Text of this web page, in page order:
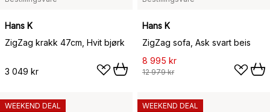
Hans K
ZigZag krakk 47cm, Hvit bjørk
3 049 kr
Hans K
ZigZag sofa, Ask svart beis
8 995 kr
12 979 kr
WEEKEND DEAL
WEEKEND DEAL